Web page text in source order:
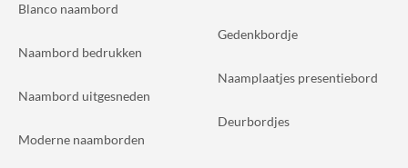
Blanco naambord
Naambord bedrukken
Naambord uitgesneden
Moderne naamborden
Gedenkbordje
Naamplaatjes presentiebord
Deurbordjes